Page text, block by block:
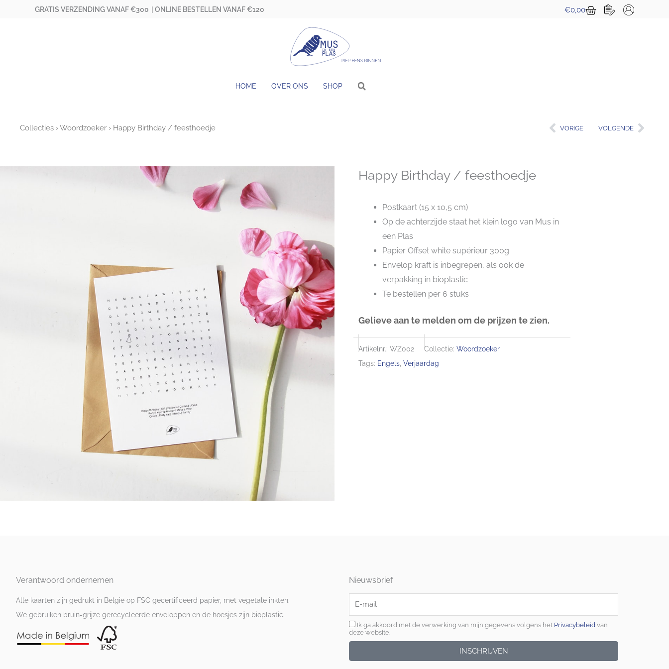
GRATIS VERZENDING VANAF €300 | ONLINE BESTELLEN VANAF €120 €0,00Winkelwagen
HOME OVER ONS SHOP
Collecties ›Woordzoeker › Happy Birthday / feesthoedje Vorige
VORIGE VOLGENDE
Happy Birthday / feesthoedje
Postkaart (15 x 10,5 cm)
Op de achterzijde staat het klein logo van Mus in
een Plas
Papier Offset white supérieur 300g
Envelop kraft is inbegrepen, als ook de
verpakking in bioplastic
Te bestellen per 6 stuks
Gelieve aan te melden om de prijzen te zien.
Artikelnr.: WZ002 Collectie: Woordzoeker
Tags: Engels Verjaardag
Verantwoord ondernemen
Alle kaarten zijn gedrukt in België op FSC gecertificeerd papier, met vegetale inkten.
We gebruiken bruin-grijze gerecycleerde enveloppen en de hoesjes zijn bioplastic.
Nieuwsbrief
E-
mail
Ik ga akkoord met de verwerking van mijn gegevens volgens het Privacybeleid van
deze website.
INSCHRIJVEN